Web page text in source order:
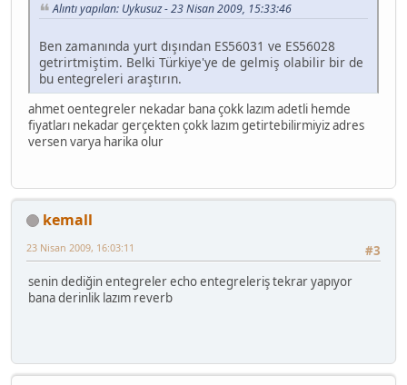
Alıntı yapılan: Uykusuz - 23 Nisan 2009, 15:33:46
Ben zamanında yurt dışından ES56031 ve ES56028
getrirtmiştim. Belki Türkiye'ye de gelmiş olabilir bir de
bu entegreleri araştırın.
ahmet oentegreler nekadar bana çokk lazım adetli hemde
fiyatları nekadar gerçekten çokk lazım getirtebilirmiyiz adres
versen varya harika olur
kemall
#3
23 Nisan 2009, 16:03:11
senin dediğin entegreler echo entegreleriş tekrar yapıyor
bana derinlik lazım reverb